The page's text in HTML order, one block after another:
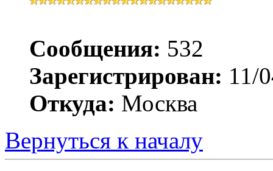
Сообщения: 532
Зарегистрирован: 11/
Откуда: Москва
Вернуться к началу